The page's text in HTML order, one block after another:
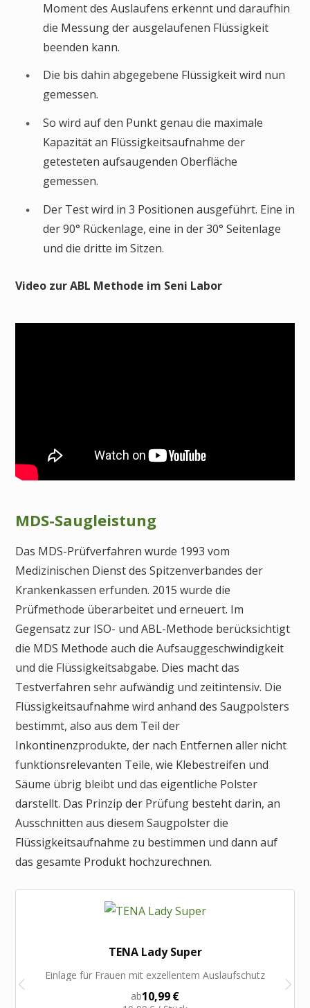
Moment des Auslaufens erkennt und daraufhin
die Messung der ausgelaufenen Flüssigkeit
beenden kann.
Die bis dahin abgegebene Flüssigkeit wird nun
gemessen.
So wird auf den Punkt genau die maximale
Kapazität an Flüssigkeitsaufnahme der
getesteten aufsaugenden Oberfläche
gemessen.
Der Test wird in 3 Positionen ausgeführt. Eine in
der 90° Rückenlage, eine in der 30° Seitenlage
und die dritte im Sitzen.
Video zur ABL Methode im Seni Labor
MDS-Saugleistung
Das MDS-Prüfverfahren wurde 1993 vom
Medizinischen Dienst des Spitzenverbandes der
Krankenkassen erfunden. 2015 wurde die
Prüfmethode überarbeitet und erneuert. Im
Gegensatz zur ISO- und ABL-Methode berücksichtigt
die MDS Methode auch die Aufsauggeschwindigkeit
und die Flüssigkeitsabgabe. Dies macht das
Testverfahren sehr aufwändig und zeitintensiv. Die
Flüssigkeitsaufnahme wird anhand des Saugpolsters
bestimmt, also aus dem Teil der
Inkontinenzprodukte, der nach Entfernen aller nicht
funktionsrelevanten Teile, wie Klebestreifen und
Säume übrig bleibt und das eigentliche Polster
darstellt. Das Prinzip der Prüfung besteht darin, an
Ausschnitten aus diesem Saugpolster die
Flüssigkeitsaufnahme zu bestimmen und dann auf
das gesamte Produkt hochzurechnen.
TENA Lady Super
Einlage für Frauen mit exzellentem Auslaufschutz
ab10,99 €